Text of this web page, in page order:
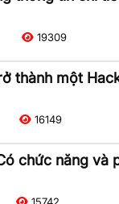
19309
thành một
16149
chức năng và